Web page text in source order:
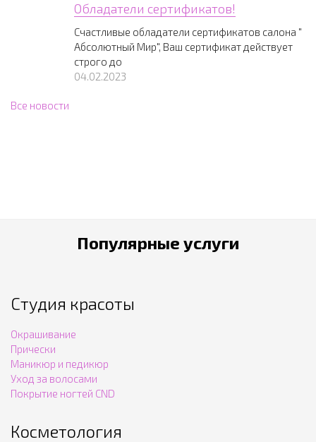
Обладатели сертификатов!
Счастливые обладатели сертификатов салона "
Абсолютный Мир", Ваш сертификат действует
строго до
04.02.2023
Все новости
Популярные услуги
Студия красоты
Окрашивание
Прически
Маникюр и педикюр
Уход за волосами
Покрытие ногтей CND
Косметология